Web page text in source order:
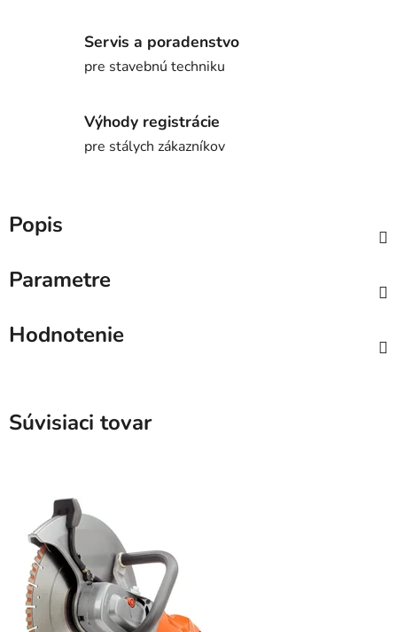
Servis a poradenstvo
pre stavebnú techniku
Výhody registrácie
pre stálych zákazníkov
Popis
Parametre
Hodnotenie
Súvisiaci tovar